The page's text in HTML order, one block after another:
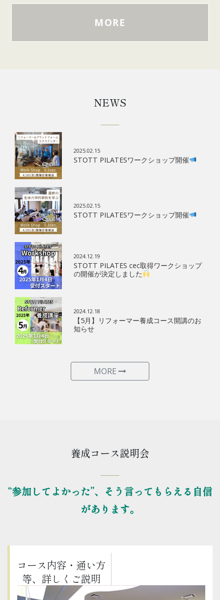
MORE
NEWS
2025.02.15
STOTT PILATESワークショップ開催
2025.02.15
STOTT PILATESワークショップ開催
2024.12.19
STOTT PILATES cec取得ワークショップ
の開催が決定しました
2024.12.18
【5月】リフォーマー養成コース開講のお
知らせ
MORE
養成コース説明会
“参加してよかった”、そう言ってもらえる自信
があります。
コース内容・通い方
等、詳しくご説明